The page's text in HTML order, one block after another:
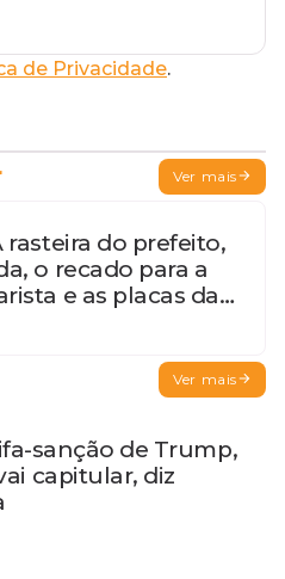
de Privacidade.
Ver mais
rasteira do prefeito,
o recado para a
e as placas da
Ver mais
sanção de Trump,
capitular, diz